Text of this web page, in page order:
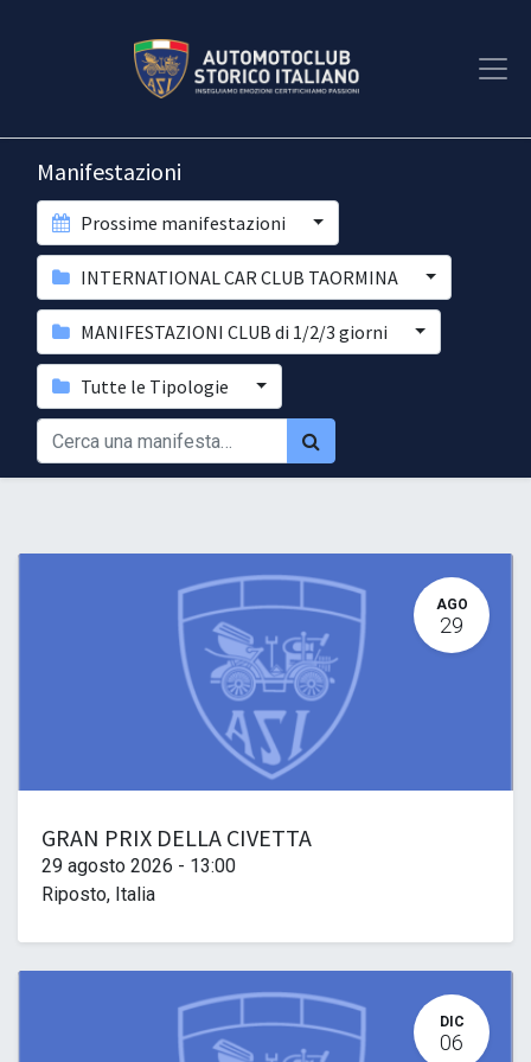
Manifestazioni
Prossime manifestazioni
INTERNATIONAL CAR CLUB TAORMINA
MANIFESTAZIONI CLUB di 1/2/3 giorni
Tutte le Tipologie
AGO
29
GRAN PRIX DELLA CIVETTA
29 agosto 2026 - 13:00
Riposto, Italia
DIC
06